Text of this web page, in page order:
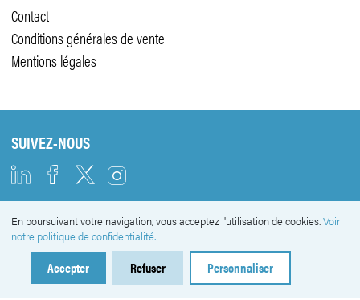
Contact
Conditions générales de vente
Mentions légales
SUIVEZ-NOUS
NEWSLETTER
En poursuivant votre navigation, vous acceptez l'utilisation de cookies.Voir
notre politique de confidentialité.
Accepter Refuser Personnaliser